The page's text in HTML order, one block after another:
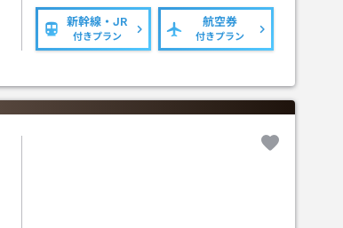
新幹線・JR
付きプラン
航空券
付きプラン